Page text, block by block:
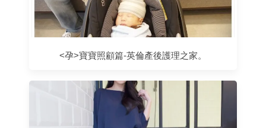
<孕>寶寶照顧篇-英倫產後護理之家。